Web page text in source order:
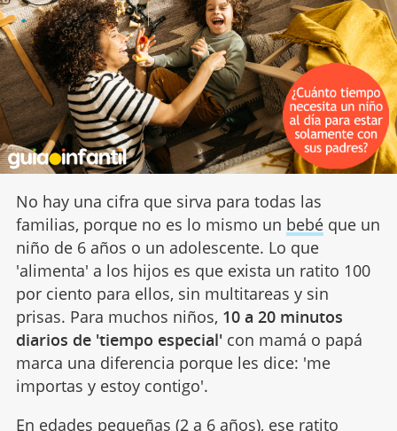
No hay una cifra que sirva para todas las
familias, porque no es lo mismo un bebéque un
niño de 6 años o un adolescente. Lo que
'alimenta' a los hijos es que exista un ratito 100
por ciento para ellos, sin multitareas y sin
prisas. Para muchos niños, 10 a 20 minutos
diarios de 'tiempo especial'con mamá o papá
marca una diferencia porque les dice: 'me
importas y estoy contigo'.
En edades pequeñas (2 a 6 años), ese ratito